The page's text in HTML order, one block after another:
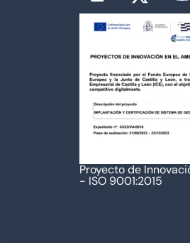
Proyecto de
- ISO 9001:2015